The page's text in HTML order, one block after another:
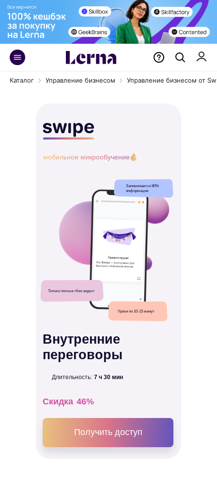
Каталог Управление бизнесом Управление бизнесом от
мобильное микрообучение
Внутренние
переговоры
Получить доступ
Скидка
Длительность: 7 ч 30 мин
46%
Запоминается 80%
информации
Только польза «без воды»
Уроки по 10-15 минут